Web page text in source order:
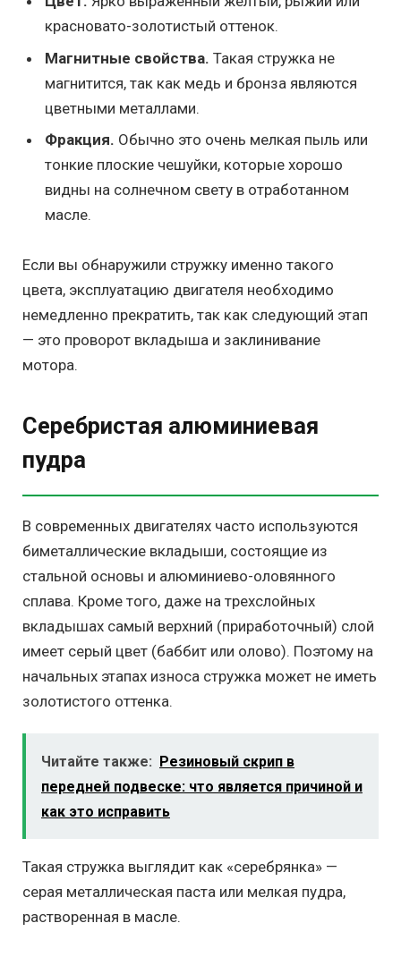
красновато-золотистый оттенок.
Магнитные свойства. Такая стружка не
магнитится, так как медь и бронза являются
цветными металлами.
Фракция. Обычно это очень мелкая пыль или
тонкие плоские чешуйки, которые хорошо
видны на солнечном свету в отработанном
масле.
Если вы обнаружили стружку именно такого
цвета, эксплуатацию двигателя необходимо
немедленно прекратить, так как следующий этап
— это проворот вкладыша и заклинивание
мотора.
Серебристая алюминиевая
пудра
В современных двигателях часто используются
биметаллические вкладыши, состоящие из
стальной основы и алюминиево-оловянного
сплава. Кроме того, даже на трехслойных
вкладышах самый верхний (приработочный) слой
имеет серый цвет (баббит или олово). Поэтому на
начальных этапах износа стружка может не иметь
золотистого оттенка.
Читайте также: Резиновый скрип в
передней подвеске: что является причиной и
как это исправить
Такая стружка выглядит как «серебрянка» —
серая металлическая паста или мелкая пудра,
растворенная в масле.